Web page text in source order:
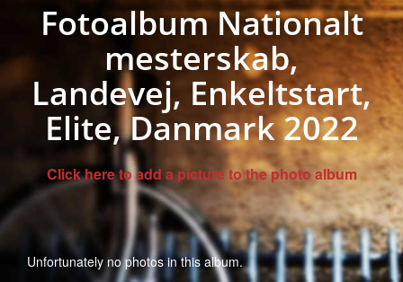
Fotoalbum Nationalt
mesterskab,
Landevej, Enkeltstart,
Elite, Danmark 2022
Click here to add a picture to the photo album
Unfortunately no photos in this album.